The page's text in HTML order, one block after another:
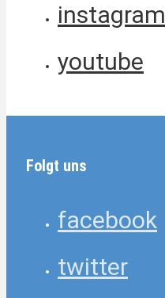
instagram
youtube
Folgt uns
facebook
twitter